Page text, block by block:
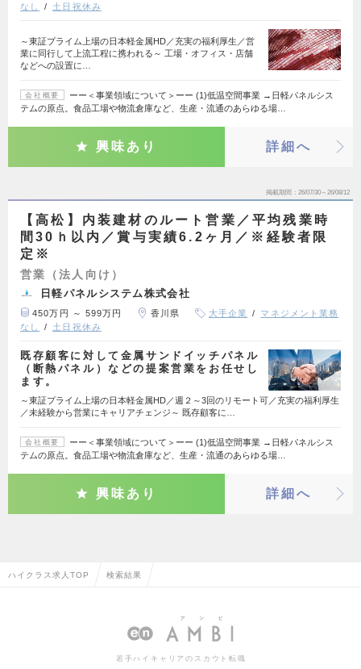
なし
土日祝休み
～東証プライム上場の日本軽金属HD／充実の福利厚生／営
業に同行して上流工程に携われる～ 工場・オフィス・店舗
などへの設置に…
会社概要
ーー＜事業領域について＞ーー (1)低温空間事業 →日軽パネルシス
テムの原点。食品工場や物流倉庫など、生産・流通のあらゆる場…
興味あり 詳細へ
掲載期間 26/07/30～26/08/12
【高松】内装建材のルート営業／平均残業時
間30ｈ以内／賞与実績6.2ヶ月／※経験者限
定※
営業（法人向け）
日軽パネルシステム株式会社
450万円 ～ 599万円 香川県 大手企業
マネジメント業務
なし
土日祝休み
既存顧客に対して金属サンドイッチパネル
（断熱パネル）などの提案営業をお任せし
ます。
～東証プライム上場の日本軽金属HD／週２～3回のリモート可／充実の福利厚生
／未経験から営業にキャリアチェンジ～ 既存顧客に…
会社概要
ーー＜事業領域について＞ーー (1)低温空間事業 →日軽パネルシス
テムの原点。食品工場や物流倉庫など、生産・流通のあらゆる場…
興味あり 詳細へ
ハイクラス求人TOP 検索結果
若手ハイキャリアのスカウト転職